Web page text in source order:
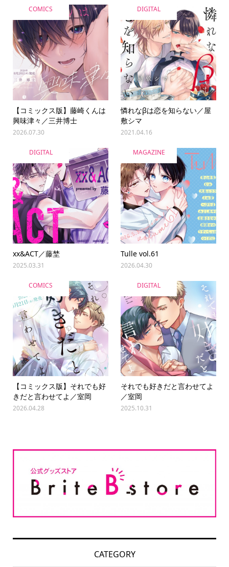
COMICS
【コミックス版】藤崎くんは
興味津々／三井博士
2026.07.30
DIGITAL
憐れなβは恋を知らない／屋
敷シマ
2021.04.16
DIGITAL
xx&ACT／藤埜
2025.03.31
MAGAZINE
Tulle vol.61
2026.04.30
COMICS
【コミックス版】それでも好
きだと言わせてよ／室岡
2026.04.28
DIGITAL
それでも好きだと言わせてよ
／室岡
2025.10.31
CATEGORY